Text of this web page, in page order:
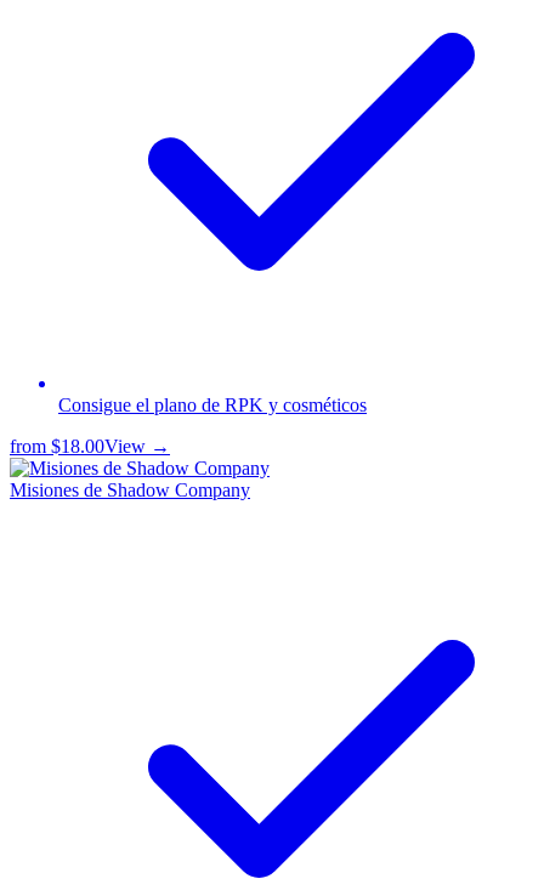
Consigue el plano de RPK y cosméticos
from $18.00View →
Misiones de Shadow Company